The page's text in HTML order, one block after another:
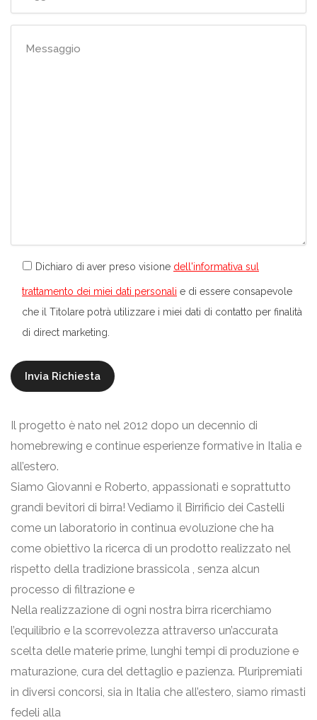
Dichiaro di aver preso visione dell'informativa sul
trattamento dei miei dati personali e di essere consapevole
che il Titolare potrà utilizzare i miei dati di contatto per finalità
di direct marketing.
Il progetto è nato nel 2012 dopo un decennio di
homebrewing e continue esperienze formative in Italia e
all’estero.
Siamo Giovanni e Roberto, appassionati e soprattutto
grandi bevitori di birra! Vediamo il Birrificio dei Castelli
come un laboratorio in continua evoluzione che ha
come obiettivo la ricerca di un prodotto realizzato nel
rispetto della tradizione brassicola , senza alcun
processo di filtrazione e
Nella realizzazione di ogni nostra birra ricerchiamo
l’equilibrio e la scorrevolezza attraverso un’accurata
scelta delle materie prime, lunghi tempi di produzione e
maturazione, cura del dettaglio e pazienza. Pluripremiati
in diversi concorsi, sia in Italia che all’estero, siamo rimasti
fedeli alla